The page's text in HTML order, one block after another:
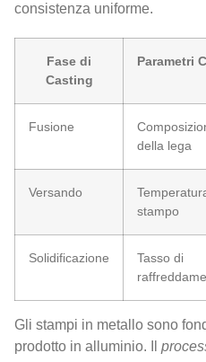
consistenza uniforme.
Fase di
Casting
Parametri
Fusione
della lega
Versando
stampo
Solidificazione
Tasso di
Gli stampi in metallo sono
prodotto in alluminio. Il